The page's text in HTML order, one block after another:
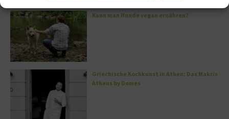
Kann man Hunde vegan ernähren?
Griechische Kochkunst in Athen: Das Makris
Athens by Domes